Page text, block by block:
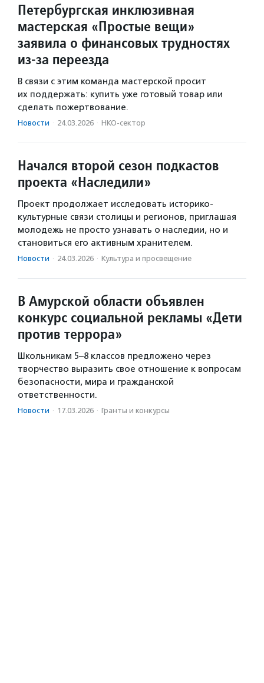
Петербургская инклюзивная
мастерская «Простые вещи»
заявила о финансовых трудностях
из-за переезда
В связи с этим команда мастерской просит
их поддержать: купить уже готовый товар или
сделать пожертвование.
Новости · 24.03.2026 · НКО-сектор
Начался второй сезон подкастов
проекта «Наследили»
Проект продолжает исследовать историко-
культурные связи столицы и регионов, приглашая
молодежь не просто узнавать о наследии, но и
становиться его активным хранителем.
Новости · 24.03.2026 · Культура и просвещение
В Амурской области объявлен
конкурс социальной рекламы «Дети
против террора»
Школьникам 5–8 классов предложено через
творчество выразить свое отношение к вопросам
безопасности, мира и гражданской
ответственности.
Новости · 17.03.2026 · Гранты и конкурсы